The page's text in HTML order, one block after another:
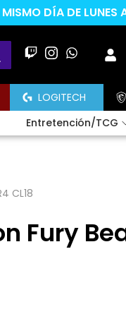
MISMO DÍA DE LUNES
LOGITECH
Entretención/TCG
CL18
Fury